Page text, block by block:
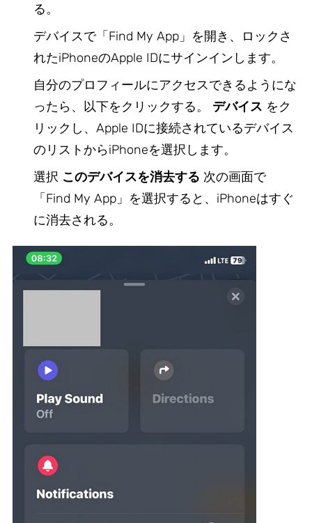
る。
デバイスで「Find My App」を開き、ロックさ
れたiPhoneのApple IDにサインインします。
自分のプロフィールにアクセスできるようにな
ったら、以下をクリックする。 デバイス をク
リックし、Apple IDに接続されているデバイス
のリストからiPhoneを選択します。
選択 このデバイスを消去する 次の画面で
「Find My App」を選択すると、iPhoneはすぐ
に消去される。